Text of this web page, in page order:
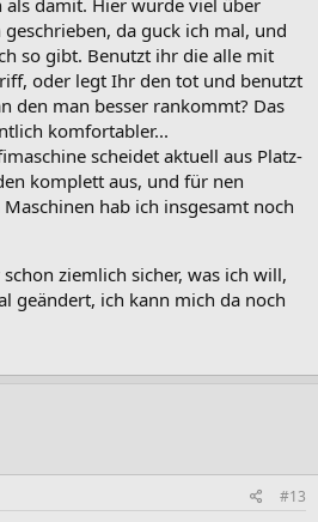
da guck ich mal, und
so gibt. Benutzt ihr die alle mit
oder legt Ihr den tot und benutzt
den man besser rankommt? Das
komfortabler...
scheidet aktuell aus Platz-
komplett aus, und für nen
hab ich insgesamt noch
ziemlich sicher, was ich will,
geändert, ich kann mich da noch
#13